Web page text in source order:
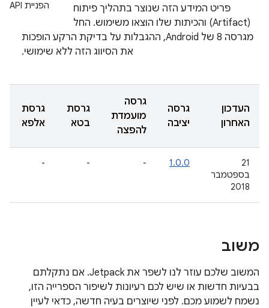
הפניית API
פריט המידע הזה שנוצר בתהליך פיתוח
(Artifact) והכיתות שלו הוצאו משימוש. החל
מגרסה 8 של Android, ההגבלות על בדיקת הרקע הופכות
את הסיווג הזה ללא שימושי.
העדכון
האחרון
גרסה
יציבה
גרסה
מועמדת
להפצה
גרסת
בטא
גרסת
אלפא
21
בספטמבר
2018
1.0.0
-
-
-
משוב
המשוב שלכם עוזר לנו לשפר את Jetpack. אם נתקלתם
בבעיות חדשות או שיש לכם רעיונות לשיפור הספרייה הזו,
נשמח לשמוע מכם. לפני שיוצרים בעיה חדשה, כדאי לעיין